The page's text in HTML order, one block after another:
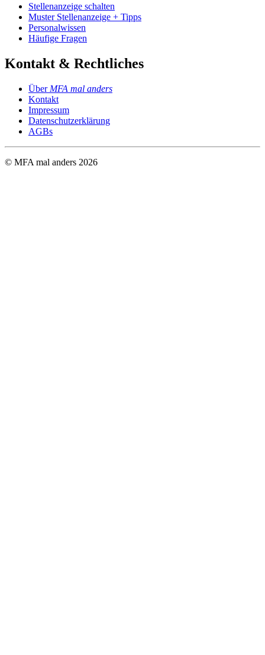
Stellenanzeige schalten
Muster Stellenanzeige + Tipps
Personalwissen
Häufige Fragen
Kontakt & Rechtliches
Über MFA mal anders
Kontakt
Impressum
Datenschutzerklärung
AGBs
© MFA mal anders 2026